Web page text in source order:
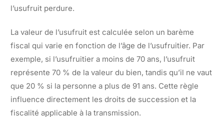
l’usufruit perdure.
La valeur de l’usufruit est calculée selon un barème
fiscal qui varie en fonction de l’âge de l’usufruitier. Par
exemple, si l’usufruitier a moins de 70 ans, l’usufruit
représente 70 % de la valeur du bien, tandis qu’il ne vaut
que 20 % si la personne a plus de 91 ans. Cette règle
influence directement les droits de succession et la
fiscalité applicable à la transmission.